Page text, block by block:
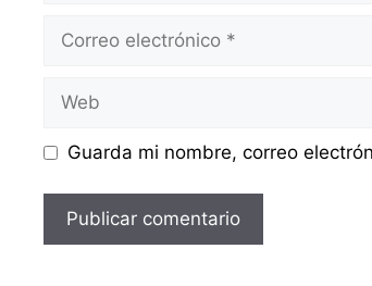
electrónico
Guarda mi nombre, correo